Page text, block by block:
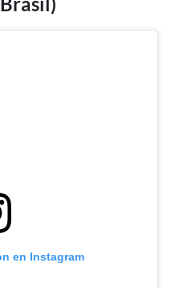
en Instagram